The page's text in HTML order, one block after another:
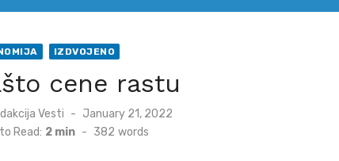
IZDVOJENO
cene rastu
Vesti
Posted
January 21, 2022
Read: 2 min - 382 words